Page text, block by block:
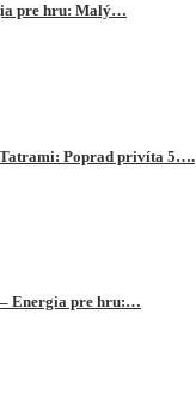
pre hru: Malý…
Poprad privíta 5….
– Energia pre hru:…